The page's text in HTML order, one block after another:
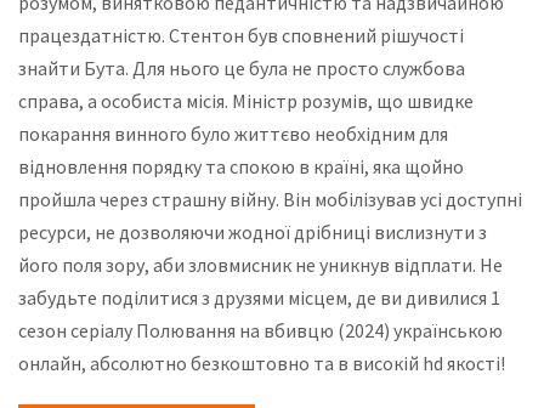
працездатністю. Стентон був сповнений рішучості
знайти Бута. Для нього це була не просто службова
справа, а особиста місія. Міністр розумів, що швидке
покарання винного було життєво необхідним для
відновлення порядку та спокою в країні, яка щойно
пройшла через страшну війну. Він мобілізував усі доступні
ресурси, не дозволяючи жодної дрібниці вислизнути з
його поля зору, аби зловмисник не уникнув відплати. Не
забудьте поділитися з друзями місцем, де ви дивилися 1
сезон серіалу Полювання на вбивцю (2024) українською
онлайн, абсолютно безкоштовно та в високій hd якості!